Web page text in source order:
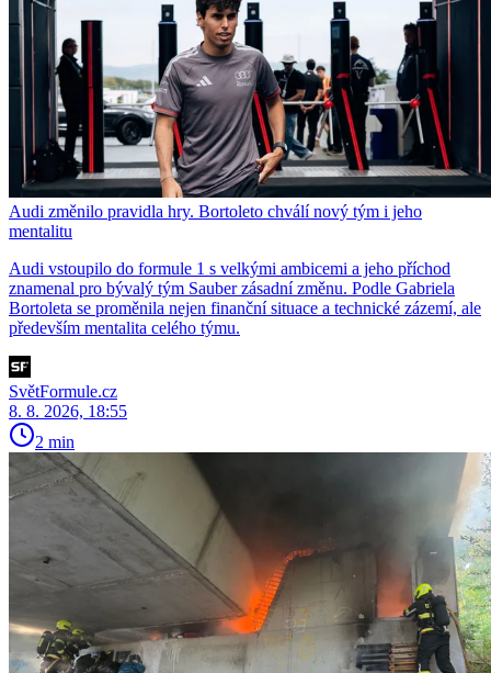
Audi změnilo pravidla hry. Bortoleto chválí nový tým i jeho
mentalitu
Audi vstoupilo do formule 1 s velkými ambicemi a jeho příchod
znamenal pro bývalý tým Sauber zásadní změnu. Podle Gabriela
Bortoleta se proměnila nejen finanční situace a technické zázemí, ale
především mentalita celého týmu.
SvětFormule.cz
8. 8. 2026, 18:55
2 min